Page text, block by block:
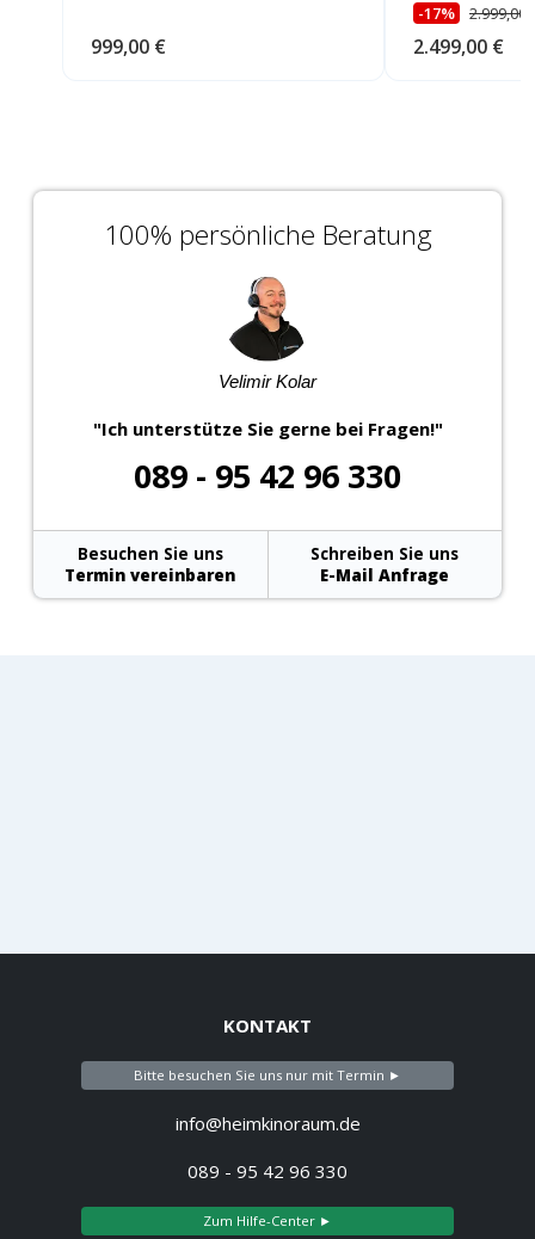
999,00 €
-17% 2.999,00
2.499,00 €
100% persönliche Beratung
Velimir Kolar
"Ich unterstütze Sie gerne bei Fragen!"
089 - 95 42 96 330
Besuchen Sie uns
Termin vereinbaren
Schreiben Sie uns
E-Mail Anfrage
KONTAKT
Bitte besuchen Sie uns nur mit Termin ►
info@heimkinoraum.de
089 - 95 42 96 330
Zum Hilfe-Center ►